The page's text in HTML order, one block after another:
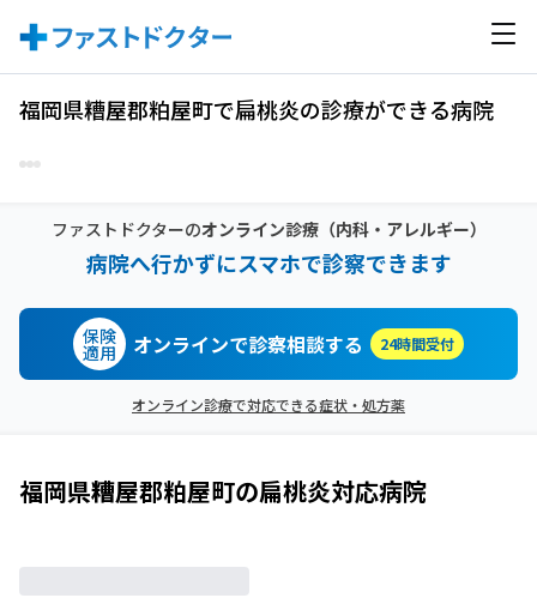
福岡県糟屋郡粕屋町で扁桃炎の診療ができる病院
ファストドクターのオンライン診療（内科・アレルギー）
病院へ行かずにスマホで診察できます
保険
適用 オンラインで診察相談する 24時間受付
オンライン診療で対応できる症状・処方薬
福岡県糟屋郡粕屋町の扁桃炎対応病院